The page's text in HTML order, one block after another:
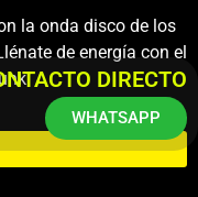
la onda disco de los
de energía con el
DIRECTO
WHATSAPP